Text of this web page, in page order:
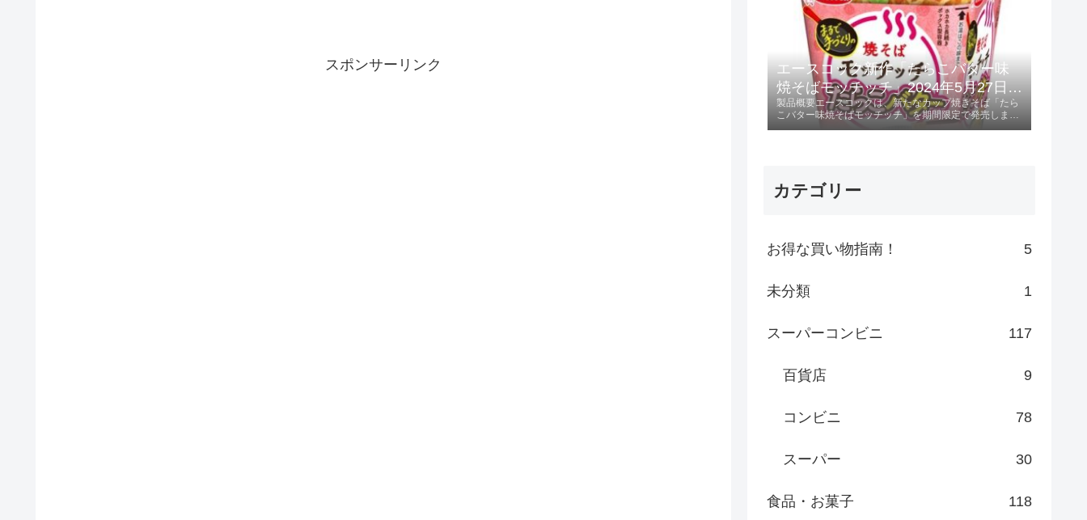
スポンサーリンク
エースコック新作「たらこバター味
焼そばモッチッチ」2024年5月27日発
売！
製品概要エースコックは、新たなカップ焼きそば「たら
こバター味焼そばモッチッチ」を期間限定で発売しま
カテゴリー
お得な買い物指南！ 5
未分類 1
スーパーコンビニ 117
百貨店 9
コンビニ 78
スーパー 30
食品・お菓子 118